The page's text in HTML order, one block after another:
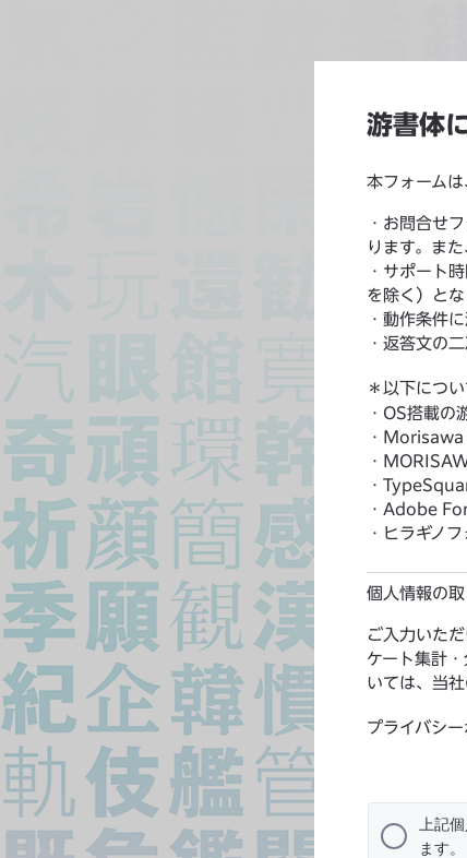
游書体
本フォームは
・お問合せ
ります。ま
・サポート
を除く）とな
・動作条件
・返答文の
＊以下につい
・OS搭載の
・Morisawa
・
・
・Adobe
・ヒラギノ
個人情報の
ご入力いた
ケート集計
いては、当
プライバシー
上記
ます。